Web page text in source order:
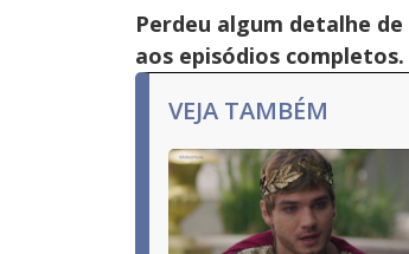
Perdeu algum detalhe de
aos episódios completos.
VEJA TAMBÉM